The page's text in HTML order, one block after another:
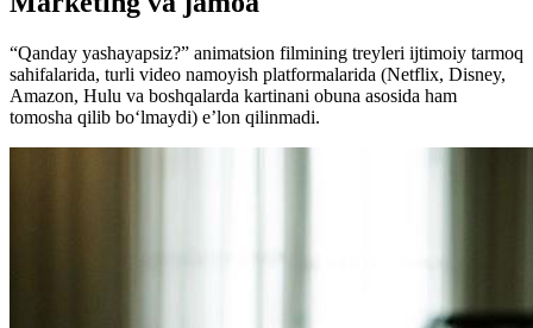
“Qanday yashayapsiz?” animatsion filmining treyleri ijtimoiy tarmoq
sahifalarida, turli video namoyish platformalarida (Netflix, Disney,
Amazon, Hulu va boshqalarda kartinani obuna asosida ham
tomosha qilib bo‘lmaydi) e’lon qilinmadi.